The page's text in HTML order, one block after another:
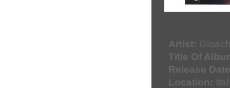
Artist:
Title Of
Release
Location: